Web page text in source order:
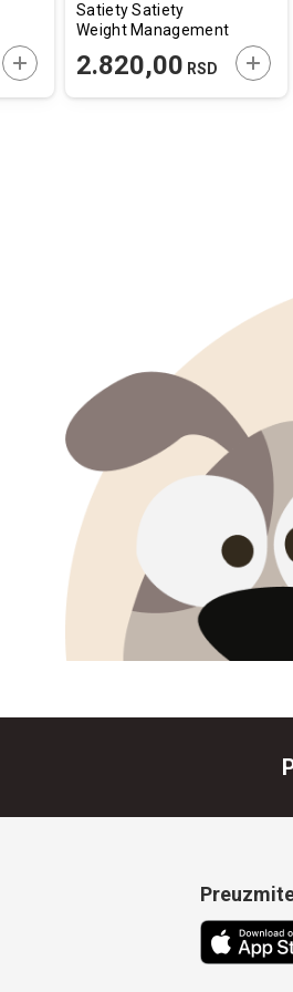
DODAJTE U KORPU
Satiety Satiety
Weight Management
2.820,00 RSD